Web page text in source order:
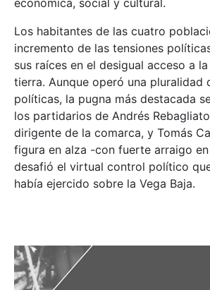
económica, social y cultural.
Los habitantes de las cuatro
incremento de las tensiones
sus raíces en el desigual acceso a
tierra. Aunque operó una pluralidad
políticas, la pugna más destacada
los partidarios de Andrés
dirigente de la comarca, y Tomás
figura en alza -con fuerte arraigo
desafió el virtual control político
había ejercido sobre la Vega Baja.